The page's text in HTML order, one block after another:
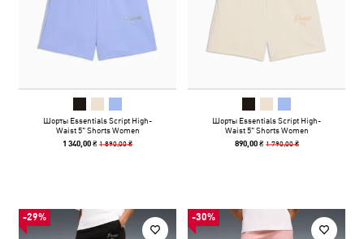
Шорты Essentials Script High-
Waist 5" Shorts Women
1 340,00 ₴1 890,00 ₴
Шорты Essentials Script High-
Waist 5" Shorts Women
890,00 ₴ 1 790,00 ₴
-29% -30%